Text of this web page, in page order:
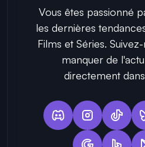
Vous êtes passionné
les dernières
Films et Séries.
manquer de
directement